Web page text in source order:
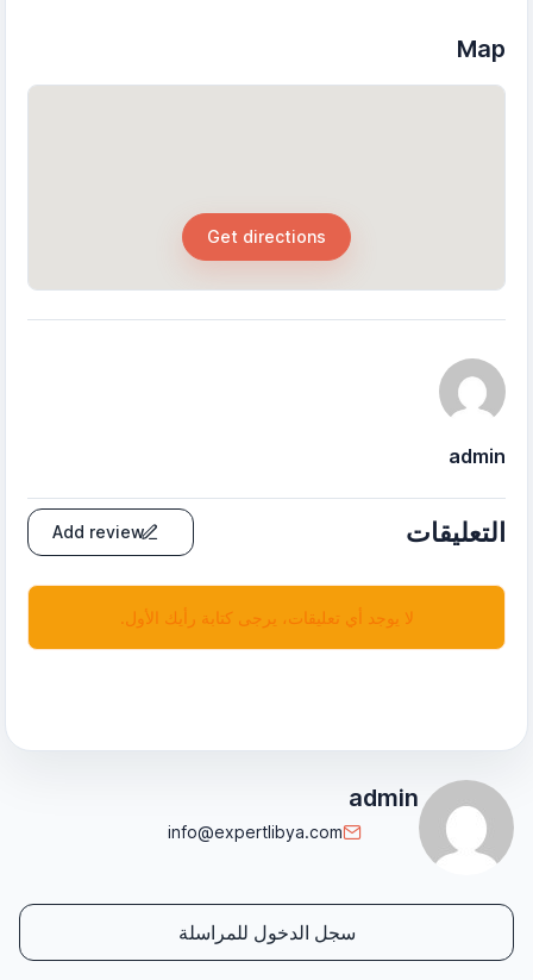
Map
Get directions
admin
التعليقات Add review
لا يوجد أي تعليقات، يرجى كتابة رأيك الأول.
admin
info@expertlibya.com
سجل الدخول للمراسلة